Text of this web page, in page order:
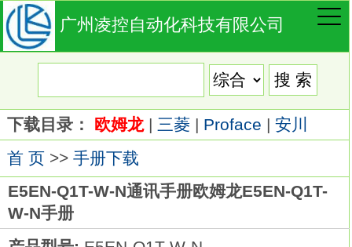
广州凌控自动化科技有限公司
下载目录： 欧姆龙| 三菱| Proface | 安川
首 页>> 手册下载
E5EN-Q1T-W-N通讯手册欧姆龙E5EN-Q1T-
W-N手册